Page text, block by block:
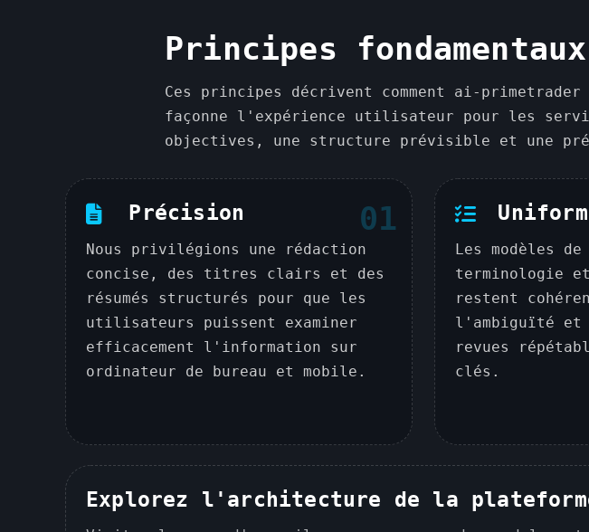
Principes
Ces principes décrivent comment ai-
façonne l'expérience utilisateur pour les
objectives, une structure prévisible et une
01
Précision
Nous privilégions une rédaction
concise, des titres clairs et des
résumés structurés pour que les
utilisateurs puissent examiner
efficacement l'information sur
ordinateur de bureau et mobile.
Les modèles
terminologie
restent
l'ambiguïté et
revues
clés.
Explorez l'architecture de la